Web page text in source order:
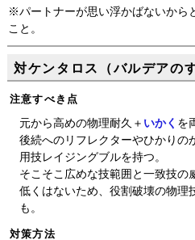
※パートナーが思い浮かばないから
こと。
対ケンタロス（バルデアの
注意すべき点
元から高めの物理耐久＋ いかく を
後続へのリフレクターやひかりの
用技レイジングブルを持つ。
そこそこ広めな技範囲と一致技の
低くはないため、役割破壊の物理
も。
対策方法